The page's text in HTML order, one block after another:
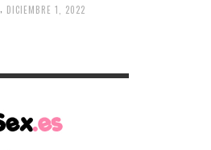
DICIEMBRE 1, 2022